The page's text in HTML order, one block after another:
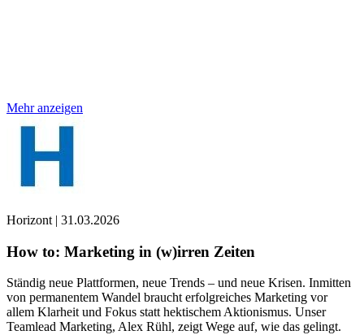
Mehr anzeigen
Horizont | 31.03.2026
How to: Marketing in (w)irren Zeiten
Ständig neue Plattformen, neue Trends – und neue Krisen. Inmitten
von permanentem Wandel braucht erfolgreiches Marketing vor
allem Klarheit und Fokus statt hektischem Aktionismus. Unser
Teamlead Marketing, Alex Rühl, zeigt Wege auf, wie das gelingt.